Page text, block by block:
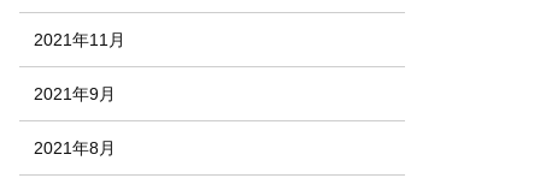
2021年11月
2021年9月
2021年8月